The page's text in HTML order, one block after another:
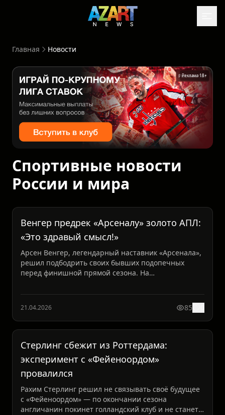
Главная Новости
Реклама 18+
Спортивные новости
России и мира
Венгер предрек «Арсеналу» золото АПЛ:
«Это здравый смысл!»
Арсен Венгер, легендарный наставник «Арсенала»,
решил подбодрить своих бывших подопечных
перед финишной прямой сезона. На
21.04.2026 85
Стерлинг сбежит из Роттердама:
эксперимент с «Фейеноордом»
провалился
Рахим Стерлинг решил не связывать своё будущее
с «Фейеноордом» — по окончании сезона
англичанин покинет голландский клуб и не станет